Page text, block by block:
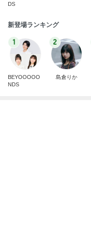
DS
新登場ランキング
1
BEYOOOOO
NDS
2
島倉りか